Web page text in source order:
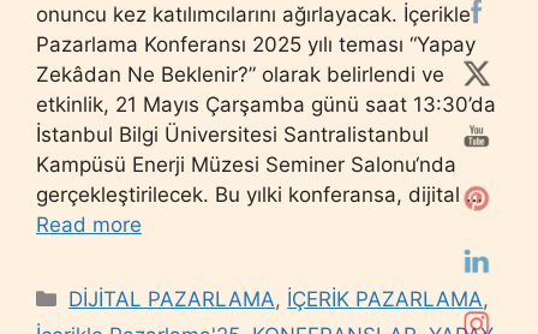
onuncu kez katılımcılarını ağırlayacak. İçerikle
Pazarlama Konferansı 2025 yılı teması “Yapay
Zekâdan Ne Beklenir?” olarak belirlendi ve
etkinlik, 21 Mayıs Çarşamba günü saat 13:30’da
İstanbul Bilgi Üniversitesi Santralistanbul
Kampüsü Enerji Müzesi Seminer Salonu‘nda
gerçekleştirilecek. Bu yılki konferansa, dijital …
Read more
Categories
DİJİTAL PAZARLAMA, İÇERİK PAZARLAMA,